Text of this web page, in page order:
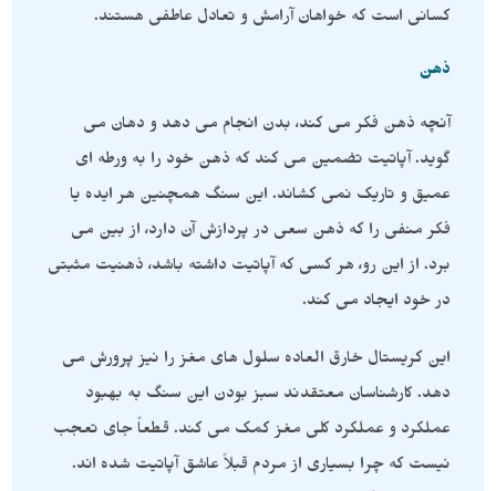
کسانی است که خواهان آرامش و تعادل عاطفی هستند.
ذهن
آنچه ذهن فکر می کند، بدن انجام می دهد و دهان می
گوید. آپاتیت تضمین می کند که ذهن خود را به ورطه ای
عمیق و تاریک نمی کشاند. این سنگ همچنین هر ایده یا
فکر منفی را که ذهن سعی در پردازش آن دارد، از بین می
برد. از این رو، هر کسی که آپاتیت داشته باشد، ذهنیت مثبتی
در خود ایجاد می کند.
این کریستال خارق العاده سلول های مغز را نیز پرورش می
دهد. کارشناسان معتقدند سبز بودن این سنگ به بهبود
عملکرد و عملکرد کلی مغز کمک می کند. قطعاً جای تعجب
نیست که چرا بسیاری از مردم قبلاً عاشق آپاتیت شده اند.